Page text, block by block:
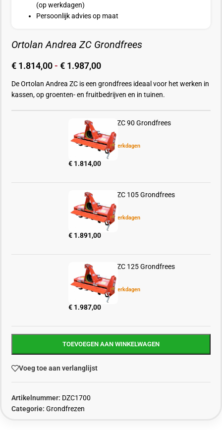
(op werkdagen)
Persoonlijk advies op maat
Ortolan Andrea ZC Grondfrees
€ 1.814,00- € 1.987,00
DeOrtolan Andrea ZC is een grondfrees ideaal voor het werken in
kassen, op groenten- en fruitbedrijven en in tuinen.
Ortolan Andrea ZC 90 Grondfrees
-
+
€ 1.814,00
Levertijd: 5 tot 10 werkdagen
Ortolan Andrea ZC 105 Grondfrees
-
+
€ 1.891,00
Levertijd: 5 tot 10 werkdagen
Ortolan Andrea ZC 125 Grondfrees
-
+
€ 1.987,00
Levertijd: 5 tot 10 werkdagen
TOEVOEGEN AAN WINKELWAGEN
Voeg toe aan verlanglijst
Artikelnummer: DZC1700
Categorie: Grondfrezen